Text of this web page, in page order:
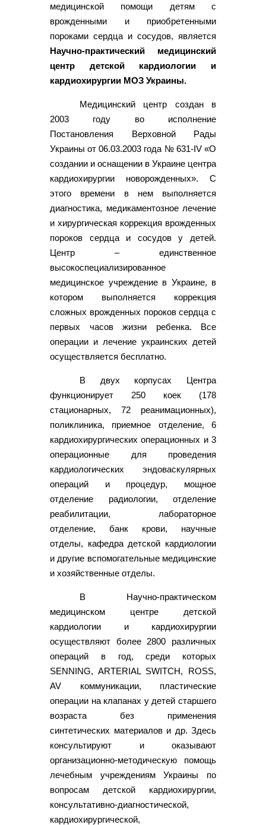
медицинской помощи детям с
врожденными и приобретенными
пороками сердца и сосудов, является
Научно-практический медицинский
центр детской кардиологии и
кардиохирургии МОЗ Украины.
Медицинский центр создан в
2003 году во исполнение
Постановления Верховной Рады
Украины от 06.03.2003 года № 631-IV «О
создании и оснащении в Украине центра
кардиохирургии новорожденных». С
этого времени в нем выполняется
диагностика, медикаментозное лечение
и хирургическая коррекция врожденных
пороков сердца и сосудов у детей.
Центр – единственное
высокоспециализированное
медицинское учреждение в Украине, в
котором выполняется коррекция
сложных врожденных пороков сердца с
первых часов жизни ребенка. Все
операции и лечение украинских детей
осуществляется бесплатно.
В двух корпусах Центра
функционирует 250 коек (178
стационарных, 72 реанимационных),
поликлиника, приемное отделение, 6
кардиохирургических операционных и 3
операционные для проведения
кардиологических эндоваскулярных
операций и процедур, мощное
отделение радиологии, отделение
реабилитации, лабораторное
отделение, банк крови, научные
отделы, кафедра детской кардиологии
и другие вспомогательные медицинские
и хозяйственные отделы.
В Научно-практическом
медицинском центре детской
кардиологии и кардиохирургии
осуществляют более 2800 различных
операций в год, среди которых
SENNING, ARTERIAL SWITCH, ROSS,
AV коммуникации, пластические
операции на клапанах у детей старшего
возраста без применения
синтетических материалов и др. Здесь
консультируют и оказывают
организационно-методическую помощь
лечебным учреждениям Украины по
вопросам детской кардиохирургии,
консультативно-диагностической,
кардиохирургической,